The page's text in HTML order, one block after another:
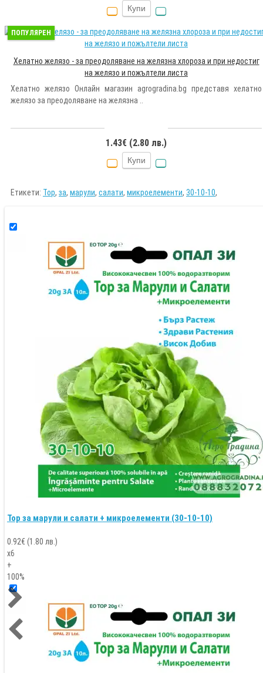
Купи
ПОПУЛЯРЕН
Хелатно желязо - за преодоляване на желязна хлороза и при недостиг
на желязо и пожълтели листа
Хелатно желязо Онлайн магазин agrogradina.bg представя хелатно
желязо за преодоляване на желязна ..
1.43€ (2.80 лв.)
Купи
Етикети: Тор, за, марули, салати, микроелементи, 30-10-10,
Тор за марули и салати + микроелементи (30-10-10)
0.92€ (1.80 лв.)
x6
+
100%